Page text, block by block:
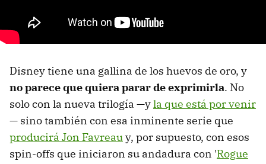
Disney tiene una gallina de los huevos de oro, y
no parece que quiera parar de exprimirla. No
solo con la nueva trilogía —yla que está por venir
— sino también con esa inminente serie que
producirá Jon Favreauy, por supuesto, con esos
spin-offs que iniciaron su andadura con 'Rogue